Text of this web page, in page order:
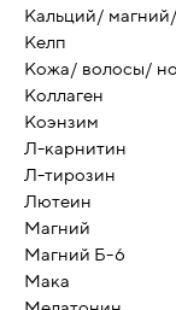
Кальций/
Келп
Кожа/ волосы/
Коллаген
Коэнзим
Л-карнитин
Л-тирозин
Лютеин
Магний
Магний Б-6
Мака